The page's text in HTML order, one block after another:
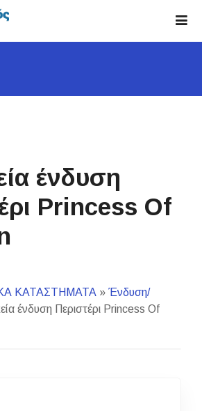
ένδυση
Princess Of
ΚΑΤΑΣΤΗΜΑΤΑ » Ένδυση/
ένδυση Περιστέρι Princess Of